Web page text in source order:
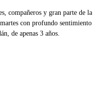
compañeros y gran parte de la
con profundo sentimiento
de apenas 3 años.